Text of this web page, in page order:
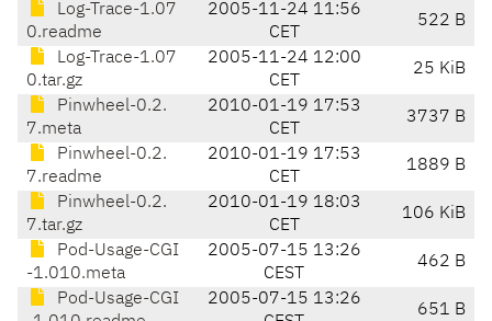
Log-Trace-1.07
0.readme
2005-11-24 11:56
CET
522 B
Log-Trace-1.07
0.tar.gz
2005-11-24 12:00
CET
25 KiB
Pinwheel-0.2.
7.meta
2010-01-19 17:53
CET
3737 B
Pinwheel-0.2.
7.readme
2010-01-19 17:53
CET
1889 B
Pinwheel-0.2.
7.tar.gz
2010-01-19 18:03
CET
106 KiB
Pod-Usage-CGI
-1.010.meta
2005-07-15 13:26
CEST
462 B
Pod-Usage-CGI
2005-07-15 13:26
651 B